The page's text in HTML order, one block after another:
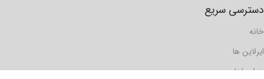
دسترسی سریع
خانه
ایرلاین ها
هواپیماها